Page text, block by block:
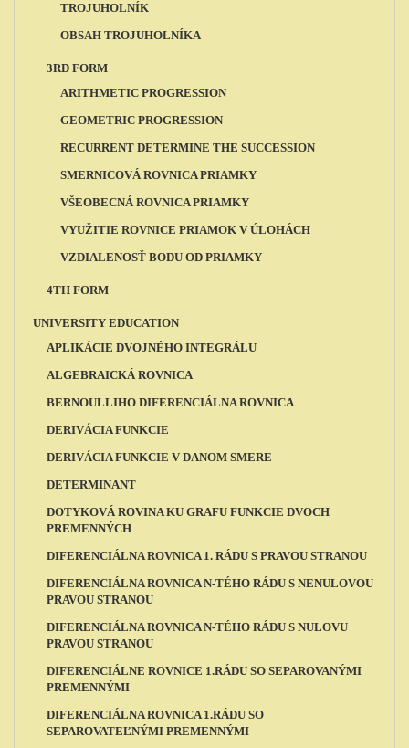
TROJUHOLNÍK
OBSAH TROJUHOLNÍKA
3RD FORM
ARITHMETIC PROGRESSION
GEOMETRIC PROGRESSION
RECURRENT DETERMINE THE SUCCESSION
SMERNICOVÁ ROVNICA PRIAMKY
VŠEOBECNÁ ROVNICA PRIAMKY
VYUŽITIE ROVNICE PRIAMOK V ÚLOHÁCH
VZDIALENOSŤ BODU OD PRIAMKY
4TH FORM
UNIVERSITY EDUCATION
APLIKÁCIE DVOJNÉHO INTEGRÁLU
ALGEBRAICKÁ ROVNICA
BERNOULLIHO DIFERENCIÁLNA ROVNICA
DERIVÁCIA FUNKCIE
DERIVÁCIA FUNKCIE V DANOM SMERE
DETERMINANT
DOTYKOVÁ ROVINA KU GRAFU FUNKCIE DVOCH
PREMENNÝCH
DIFERENCIÁLNA ROVNICA 1. RÁDU S PRAVOU STRANOU
DIFERENCIÁLNA ROVNICA N-TÉHO RÁDU S NENULOVOU
PRAVOU STRANOU
DIFERENCIÁLNA ROVNICA N-TÉHO RÁDU S NULOVU
PRAVOU STRANOU
DIFERENCIÁLNE ROVNICE 1.RÁDU SO SEPAROVANÝMI
PREMENNÝMI
DIFERENCIÁLNA ROVNICA 1.RÁDU SO
SEPAROVATEĽNÝMI PREMENNÝMI